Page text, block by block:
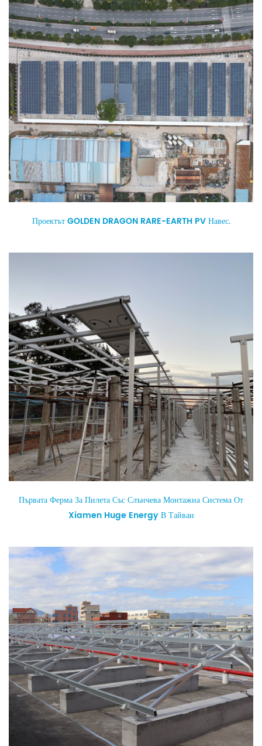
Проектът GOLDEN DRAGON RARE-EARTH PV Навес.
Първата Ферма За Пилета Със Слънчева Монтажна Система От
Xiamen Huge Energy В Тайван